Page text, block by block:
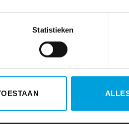
Statistieken
frauderen steeds meer’